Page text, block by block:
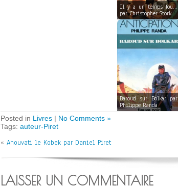
Il y a un temps fou…
par Christopher Stork
Baroud sur Bolkar par
Philippe Randa
Posted in Livres | No Comments »
Tags: auteur-Piret
« Ahouvati le Kobek par Daniel Piret
LAISSER UN COMMENTAIRE